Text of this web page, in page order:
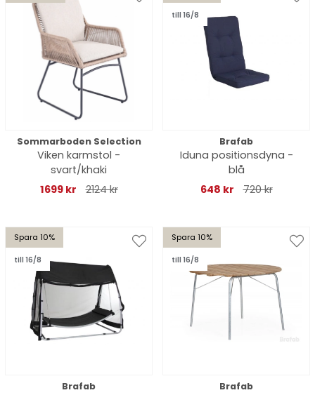
Sommarboden Selection
Viken karmstol -
svart/khaki
1699 kr
2124 kr
till 16/8
Brafab
Iduna positionsdyna -
blå
648 kr
720 kr
Spara 10%
till 16/8
Brafab
Spara 10%
till 16/8
Brafab